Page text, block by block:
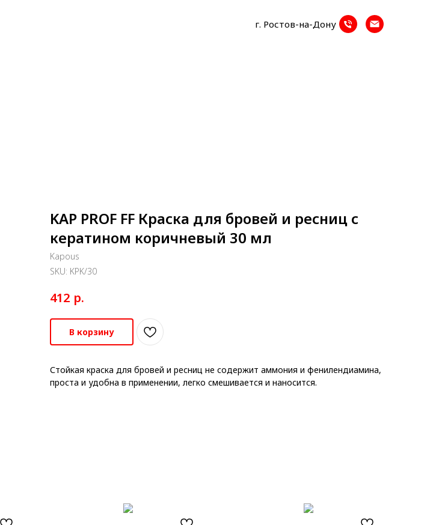
г. Ростов-на-Дону
KAP PROF FF Краска для бровей и ресниц c
кератином коричневый 30 мл
Kapous
SKU: KPK/30
412 р.
В корзину
Стойкая краска для бровей и ресниц не содержит аммония и фенилендиамина,
проста и удобна в применении, легко смешивается и наносится.